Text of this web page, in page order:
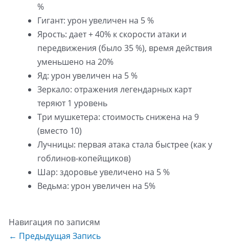
%
Гигант: урон увеличен на 5 %
Ярость: дает + 40% к скорости атаки и
передвижения (было 35 %), время действия
уменьшено на 20%
Яд: урон увеличен на 5 %
Зеркало: отражения легендарных карт
теряют 1 уровень
Три мушкетера: стоимость снижена на 9
(вместо 10)
Лучницы: первая атака стала быстрее (как у
гоблинов-копейщиков)
Шар: здоровье увеличено на 5 %
Ведьма: урон увеличен на 5%
Навигация по записям
← Предыдущая Запись